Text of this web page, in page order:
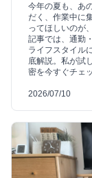
今年の夏も、あ
だく、作業中に
ってほしいのが
記事では、通勤
ライフスタイル
底解説。私が試
密を今すぐチェ
2026/07/10